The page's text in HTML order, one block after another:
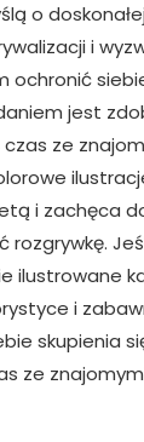
o
i
jest
ze
i zachęca
i
skupienia
ze